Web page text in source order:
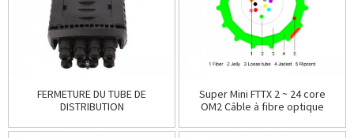
FERMETURE DU TUBE DE
DISTRIBUTION
Super Mini FTTX 2 ~ 24 core
OM2 Câble à fibre optique